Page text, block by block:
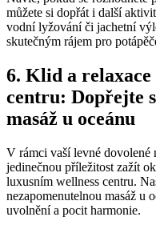
můžete si​ dopřát i další
vodní⁣ lyžování ⁣či jachetní
skutečným rájem pro
6. Klid ‌a relaxace
centru: Dopřejte⁣
masáž u oceánu
V rámci vaší levné dovolené
jedinečnou příležitost zažít‌
luxusním⁤ wellness centru.
nezapomenutelnou masáž⁢ u
uvolnění a pocit harmonie.